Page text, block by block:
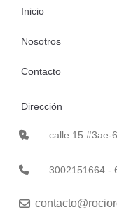
Inicio
Nosotros
Contacto
Dirección
calle 15 #3ae-
3002151664 -